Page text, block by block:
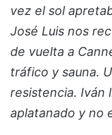
vez el sol
José Luis nos
de vuelta a
tráfico y sauna.
resistencia. Iván
aplatanado y no